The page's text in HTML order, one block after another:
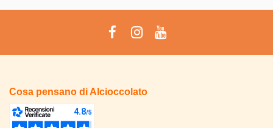
Cosa pensano di Alcioccolato